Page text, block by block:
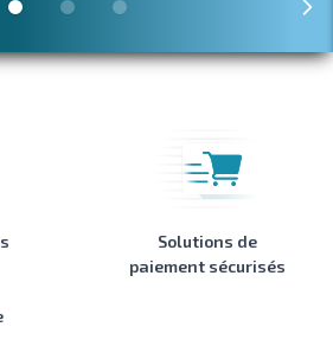
Solutions de
paiement sécurisés